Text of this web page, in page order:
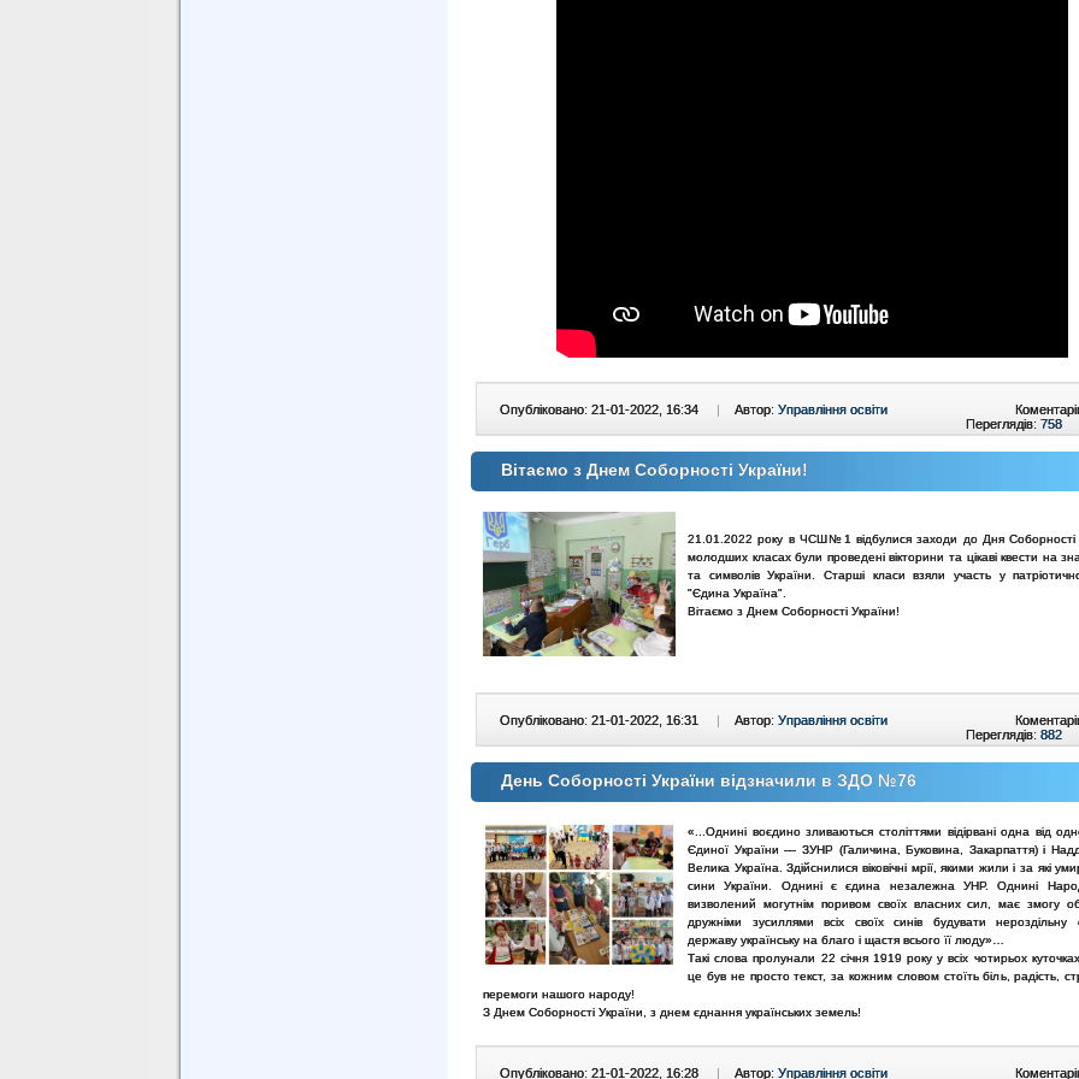
Опубліковано: 21-01-2022, 16:34 | Автор: Управління освіти
Переглядів: 758
Вітаємо з Днем Соборності України!
21.01.2022 року в ЧСШ№1 відбулися заходи до Дня Соборності
молодших класах були проведені вікторини та цікаві квести на
та символів України. Старші класи взяли участь у
"Єдина Україна".
Вітаємо з Днем Соборності України!
Опубліковано: 21-01-2022, 16:31 | Автор: Управління освіти
Переглядів: 882
День Соборності України відзначили в ЗДО №76
«...Однині воєдино зливаються століттями відірвані одна від
Єдиної України — ЗУНР (Галичина, Буковина, Закарпаття) і
Велика Україна. Здійснилися віковічні мрії, якими жили і за які
сини України. Однині є єдина незалежна УНР. Однині Народ
визволений могутнім поривом своїх власних сил, має змогу
дружніми зусиллями всіх своїх синів будувати нероздільну
державу українську на благо і щастя всього її люду»…
Такі слова пролунали 22 січня 1919 року у всіх чотирьох
це був не просто текст, за кожним словом стоїть біль, радість,
перемоги нашого народу!
З Днем Соборності України, з днем єднання українських земель!
Опубліковано: 21-01-2022, 16:28 | Автор: Управління освіти